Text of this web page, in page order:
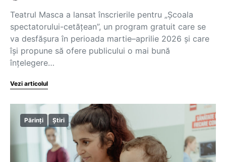
Teatrul Masca a lansat înscrierile pentru „Școala
spectatorului-cetățean”, un program gratuit care se
va desfășura în perioada martie–aprilie 2026 și care
își propune să ofere publicului o mai bună
înțelegere…
Vezi articolul
Părinți Știri